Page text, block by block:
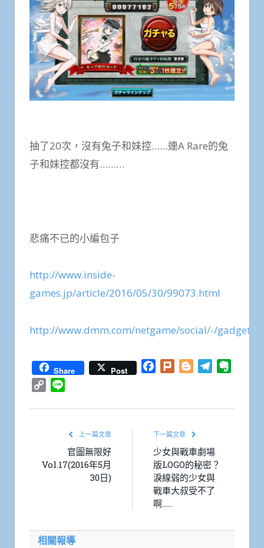
抽了20次，沒有兔子和妹控……連A Rare的兔
子和妹控都沒有………
悲痛不已的小編包子
http://www.inside-
games.jp/article/2016/05/30/99073.html
http://www.dmm.com/netgame/social/-/gadgets/
Share Post Facebook
Plurk BloggerTelegram
Copy
上一篇文章
官圖無限好
Vol.17(2016年5月
30日)
下一篇文章
少女與戰車劇場
版LOGO的秘密？
淚線弱的少女與
戰車大叔受不了
啊……
相關報導